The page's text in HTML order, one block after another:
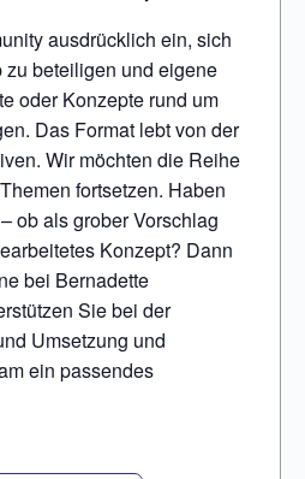
ausdrücklich ein, sich
zu beteiligen und eigene
oder Konzepte rund um
Das Format lebt von der
Wir möchten die Reihe
fortsetzen. Haben
ob als grober Vorschlag
Konzept? Dann
bei Bernadette
Sie bei der
Umsetzung und
ein passendes